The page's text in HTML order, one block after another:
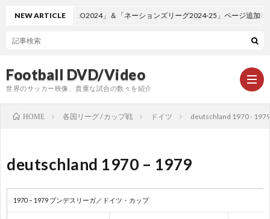
Football DVD/Video
世界のサッカー映像、貴重な試合の数々を紹介
ー
NEW ARTICLE「EURO2024」＆「ネーションズリーグ2024-25」ページ追加しまし
HOME 各国リーグ / カップ戦 ドイツ deutschland 1970 - 1979
deutschland 1970 – 1979
1970 – 1979 ブンデスリーガ／ドイツ・カップ